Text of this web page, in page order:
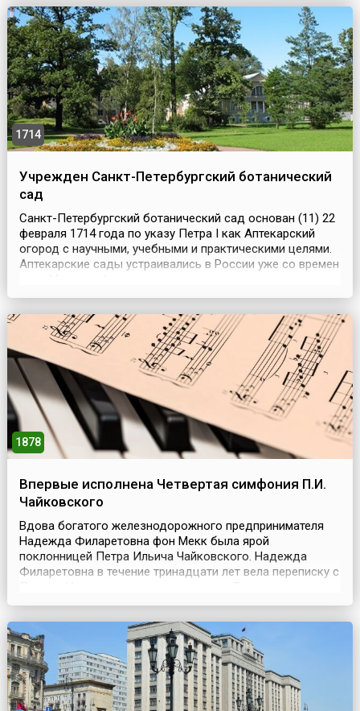
поляка» Коперника «богопротивной», но анализировать
ее как умозрительное построение...
1714
Учрежден Санкт-Петербургский ботанический
сад
Санкт-Петербургский ботанический сад основан (11) 22
февраля 1714 года по указу Петра I как Аптекарский
огород с научными, учебными и практическими целями.
Аптекарские сады устраивались в России уже со времен
казенных и полевых; при Алексее Михайловиче было 3
садик в Санкт-Петербурге был разве...
1878
Впервые исполнена Четвертая симфония П.И.
Чайковского
Вдова богатого железнодорожного предпринимателя
Надежда Филаретовна фон Мекк была ярой
поклонницей Петра Ильича Чайковского. Надежда
Филаретовна в течение тринадцати лет вела переписку с
что Надежда Филаретовна никогда не встречалась с
своей покровительнице Четвертую симфонию,
составившую целую э...